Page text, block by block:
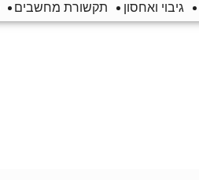
גיבוי ואחסון תקשורת מחשבים